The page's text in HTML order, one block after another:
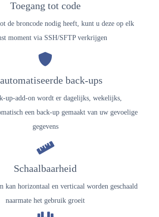
Toegang tot code
de broncode nodig heeft, kunt u deze op elk
moment via SSH/SFTP verkrijgen
back-ups
up-add-on wordt er dagelijks, wekelijks,
een back-up gemaakt van uw gevoelige
gegevens
Schaalbaarheid
kan horizontaal en verticaal worden geschaald
naarmate het gebruik groeit